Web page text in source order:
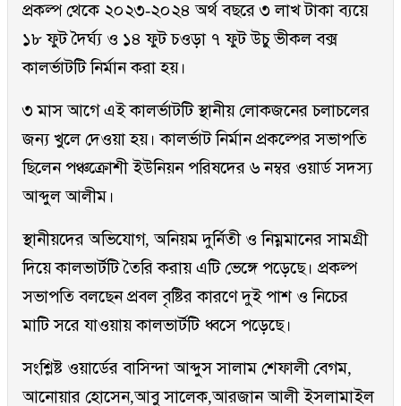
প্রকল্প থেকে ২০২৩-২০২৪ অর্থ বছরে ৩ লাখ টাকা ব্যয়ে
১৮ ফুট দৈর্ঘ্য ও ১৪ ফুট চওড়া ৭ ফুট উচু ভীকল বক্স
কালর্ভাটটি নির্মান করা হয়।
৩ মাস আগে এই কালর্ভাটটি স্থানীয় লোকজনের চলাচলের
জন্য খুলে দেওয়া হয়। কালর্ভাট নির্মান প্রকল্পের সভাপতি
ছিলেন পঞ্চক্রোশী ইউনিয়ন পরিষদের ৬ নম্বর ওয়ার্ড সদস্য
আব্দুল আলীম।
স্থানীয়দের অভিযোগ, অনিয়ম দুর্নিতী ও নিম্নমানের সামগ্রী
দিয়ে কালভার্টটি তৈরি করায় এটি ভেঙ্গে পড়েছে। প্রকল্প
সভাপতি বলছেন প্রবল বৃষ্টির কারণে দুই পাশ ও নিচের
মাটি সরে যাওয়ায় কালভার্টটি ধ্বসে পড়েছে।
সংশ্লিষ্ট ওয়ার্ডের বাসিন্দা আব্দুস সালাম শেফালী বেগম,
আনোয়ার হোসেন,আবু সালেক,আরজান আলী ইসলামাইল